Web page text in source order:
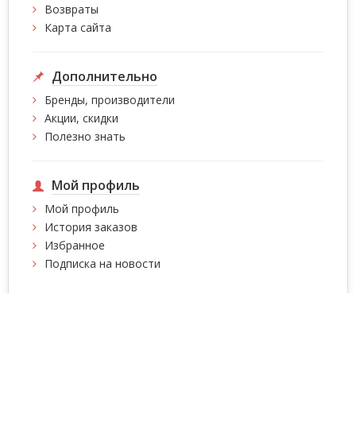
Возвраты
Карта сайта
Дополнительно
Бренды, производители
Акции, скидки
Полезно знать
Мой профиль
Мой профиль
История заказов
Избранное
Подписка на новости